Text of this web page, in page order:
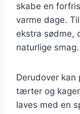
skabe en
varme dage.
ekstra sødme,
naturlige smag.
Derudover kan
tærter og
laves med en